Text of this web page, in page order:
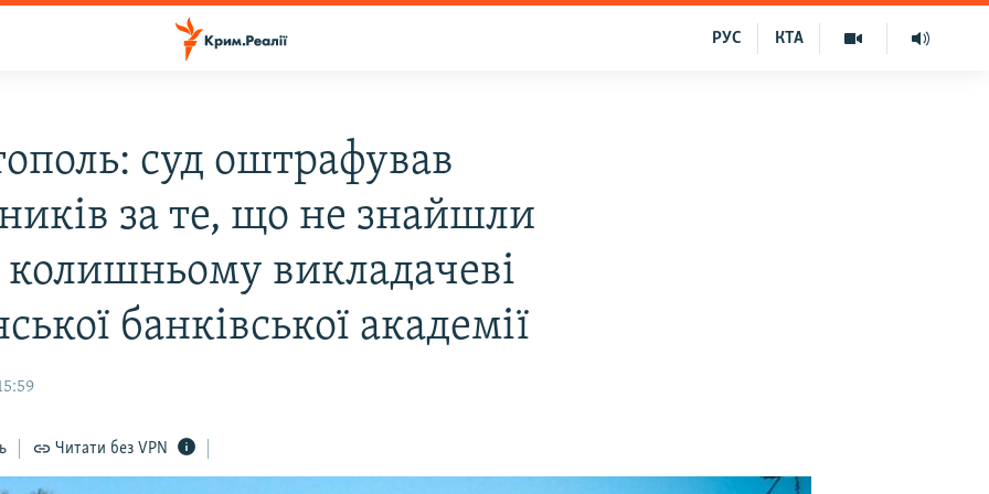
КТА
РУС
суд оштрафував
за те, що не знайшли
викладачеві
банківської академії
Читати без VPN